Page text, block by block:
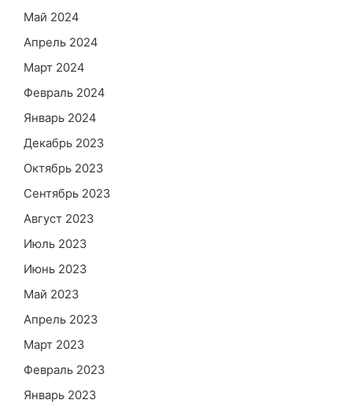
Май 2024
Апрель 2024
Март 2024
Февраль 2024
Январь 2024
Декабрь 2023
Октябрь 2023
Сентябрь 2023
Август 2023
Июль 2023
Июнь 2023
Май 2023
Апрель 2023
Март 2023
Февраль 2023
Январь 2023